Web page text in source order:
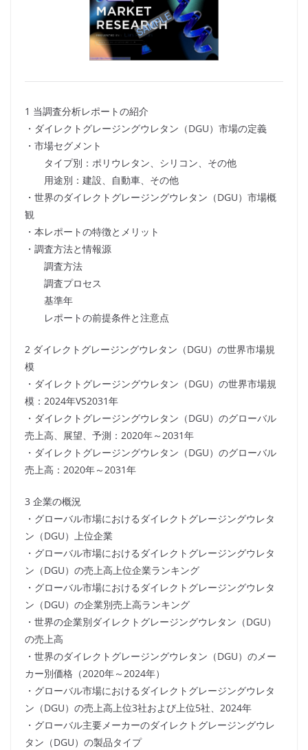
1 当調査分析レポートの紹介
・ダイレクトグレージングウレタン（DGU）市場の定義
・市場セグメント
タイプ別：ポリウレタン、シリコン、その他
用途別：建設、自動車、その他
・世界のダイレクトグレージングウレタン（DGU）市場概
観
・本レポートの特徴とメリット
・調査方法と情報源
調査方法
調査プロセス
基準年
レポートの前提条件と注意点
2 ダイレクトグレージングウレタン（DGU）の世界市場規
模
・ダイレクトグレージングウレタン（DGU）の世界市場規
模：2024年VS2031年
・ダイレクトグレージングウレタン（DGU）のグローバル
売上高、展望、予測：2020年～2031年
・ダイレクトグレージングウレタン（DGU）のグローバル
売上高：2020年～2031年
3 企業の概況
・グローバル市場におけるダイレクトグレージングウレタ
ン（DGU）上位企業
・グローバル市場におけるダイレクトグレージングウレタ
ン（DGU）の売上高上位企業ランキング
・グローバル市場におけるダイレクトグレージングウレタ
ン（DGU）の企業別売上高ランキング
・世界の企業別ダイレクトグレージングウレタン（DGU）
の売上高
・世界のダイレクトグレージングウレタン（DGU）のメー
カー別価格（2020年～2024年）
・グローバル市場におけるダイレクトグレージングウレタ
ン（DGU）の売上高上位3社および上位5社、2024年
・グローバル主要メーカーのダイレクトグレージングウレ
タン（DGU）の製品タイプ